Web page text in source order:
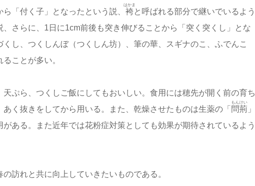
「付く子」となったという説、 袴
はかま
と呼ばれる部分で継いでいるよう
さらに、1日に1cm前後も突き伸びることから「突く突くし」とな
し、つくしんぼ（つくしん坊）、筆の華、スギナのこ、ふでんこ
ことが多い。
ぷら、つくしご飯にしてもおいしい。食用には穂先が開く前の育ち
く抜きをしてから用いる。また、乾燥させたものは生薬の「 問荊
もんけい
」
ある。また近年では花粉症対策としても効果が期待されているよう
訪れと共に向上していきたいものである。